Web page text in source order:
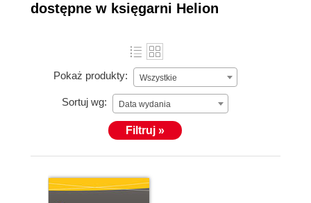
dostępne w księgarni Helion
Pokaż produkty: Wszystkie
Sortuj wg: Data wydania
Filtruj »